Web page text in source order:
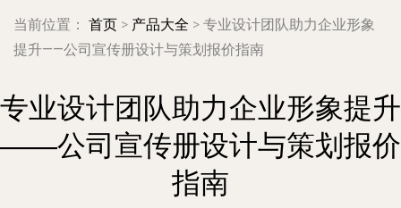
当前位置： 首页 > 产品大全 > 专业设计团队助力企业形象
提升——公司宣传册设计与策划报价指南
专业设计团队助力企业形象提升
——公司宣传册设计与策划报价
指南